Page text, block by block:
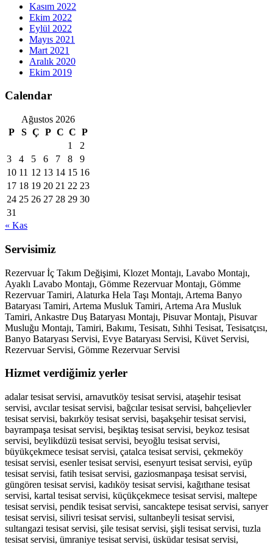
Kasım 2022
Ekim 2022
Eylül 2022
Mayıs 2021
Mart 2021
Aralık 2020
Ekim 2019
Calendar
Ağustos 2026
P
S Ç P C C P
1
2
3
4 5 6 7 8
9
10 11 12 13 14 15 16
17 18 19 20 21 22 23
24 25 26 27 28 29 30
31
« Kas
Servisimiz
Rezervuar İç Takım Değişimi, Klozet Montajı, Lavabo Montajı,
Ayaklı Lavabo Montajı, Gömme Rezervuar Montajı, Gömme
Rezervuar Tamiri, Alaturka Hela Taşı Montajı, Artema Banyo
Bataryası Tamiri, Artema Musluk Tamiri, Artema Ara Musluk
Tamiri, Ankastre Duş Bataryası Montajı, Pisuvar Montajı, Pisuvar
Musluğu Montajı, Tamiri, Bakımı, Tesisatı, Sıhhi Tesisat, Tesisatçısı,
Banyo Bataryası Servisi, Evye Bataryası Servisi, Küvet Servisi,
Rezervuar Servisi, Gömme Rezervuar Servisi
Hizmet verdiğimiz yerler
adalar tesisat servisi, arnavutköy tesisat servisi, ataşehir tesisat
servisi, avcılar tesisat servisi, bağcılar tesisat servisi, bahçelievler
tesisat servisi, bakırköy tesisat servisi, başakşehir tesisat servisi,
bayrampaşa tesisat servisi, beşiktaş tesisat servisi, beykoz tesisat
servisi, beylikdüzü tesisat servisi, beyoğlu tesisat servisi,
büyükçekmece tesisat servisi, çatalca tesisat servisi, çekmeköy
tesisat servisi, esenler tesisat servisi, esenyurt tesisat servisi, eyüp
tesisat servisi, fatih tesisat servisi, gaziosmanpaşa tesisat servisi,
güngören tesisat servisi, kadıköy tesisat servisi, kağıthane tesisat
servisi, kartal tesisat servisi, küçükçekmece tesisat servisi, maltepe
tesisat servisi, pendik tesisat servisi, sancaktepe tesisat servisi, sarıyer
tesisat servisi, silivri tesisat servisi, sultanbeyli tesisat servisi,
sultangazi tesisat servisi, şile tesisat servisi, şişli tesisat servisi, tuzla
tesisat servisi, ümraniye tesisat servisi, üsküdar tesisat servisi,